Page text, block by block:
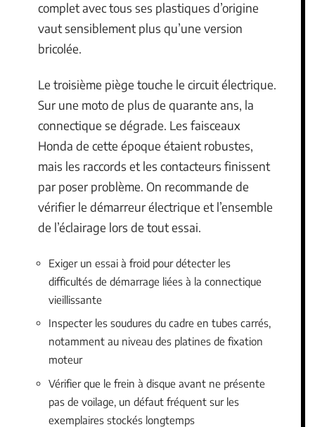
complet avec tous ses plastiques d’origine
vaut sensiblement plus qu’une version
bricolée.
Le troisième piège touche le circuit électrique.
Sur une moto de plus de quarante ans, la
connectique se dégrade. Les faisceaux
Honda de cette époque étaient robustes,
mais les raccords et les contacteurs finissent
par poser problème. On recommande de
vérifier le démarreur électrique et l’ensemble
de l’éclairage lors de tout essai.
Exiger un essai à froid pour détecter les
difficultés de démarrage liées à la connectique
vieillissante
Inspecter les soudures du cadre en tubes carrés,
notamment au niveau des platines de fixation
moteur
Vérifier que le frein à disque avant ne présente
pas de voilage, un défaut fréquent sur les
exemplaires stockés longtemps